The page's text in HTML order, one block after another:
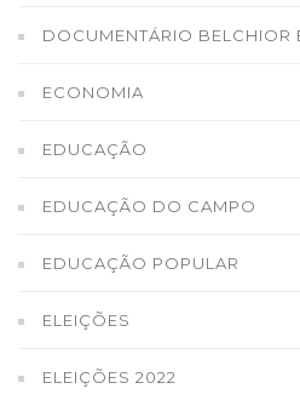
DOCUMENTÁRIO BELCHIOR
ECONOMIA
EDUCAÇÃO
EDUCAÇÃO DO CAMPO
EDUCAÇÃO POPULAR
ELEIÇÕES
ELEIÇÕES 2022